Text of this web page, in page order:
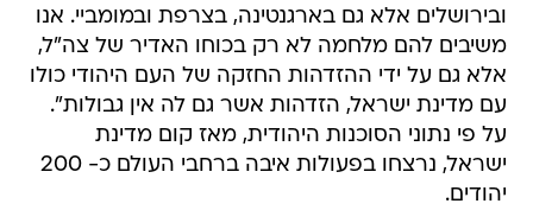
ובירושלים אלא גם בארגנטינה, בצרפת ובמומביי. אנו
משיבים להם מלחמה לא רק בכוחו האדיר של צה"ל,
אלא גם על ידי ההזדהות החזקה של העם היהודי כולו
עם מדינת ישראל, הזדהות אשר גם לה אין גבולות".
על פי נתוני הסוכנות היהודית, מאז קום מדינת
ישראל, נרצחו בפעולות איבה ברחבי העולם כ- 200
יהודים.